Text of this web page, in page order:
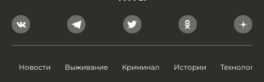
Новости Выживание Криминал Истории Технологии